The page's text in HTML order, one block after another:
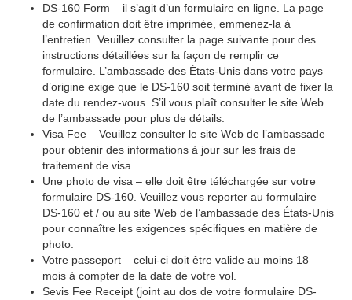
DS-160 Form – il s’agit d’un formulaire en ligne. La page
de confirmation doit être imprimée, emmenez-la à
l’entretien. Veuillez consulter la page suivante pour des
instructions détaillées sur la façon de remplir ce
formulaire. L’ambassade des États-Unis dans votre pays
d’origine exige que le DS-160 soit terminé avant de fixer la
date du rendez-vous. S’il vous plaît consulter le site Web
de l’ambassade pour plus de détails.
Visa Fee – Veuillez consulter le site Web de l’ambassade
pour obtenir des informations à jour sur les frais de
traitement de visa.
Une photo de visa – elle doit être téléchargée sur votre
formulaire DS-160. Veuillez vous reporter au formulaire
DS-160 et / ou au site Web de l’ambassade des États-Unis
pour connaître les exigences spécifiques en matière de
photo.
Votre passeport – celui-ci doit être valide au moins 18
mois à compter de la date de votre vol.
Sevis Fee Receipt (joint au dos de votre formulaire DS-